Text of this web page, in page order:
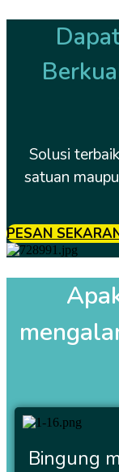
Solusi
satuan
PESAN
Bingung